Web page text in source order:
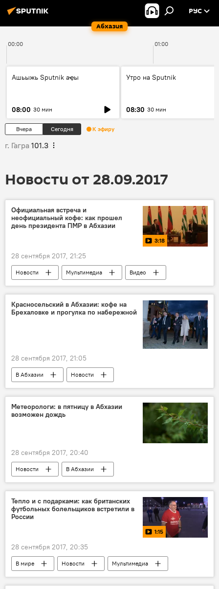
Абхазия
РУС
00:00 01:00
Ашьыжь Sputnik аҿы
08:00 30 мин
Утро на Sputnik
08:30 30 мин
Вчера Сегодня К эфиру
г. Гагра 101.3
Новости от 28.09.2017
Официальная встреча и
неофициальный кофе: как прошел
день президента ПМР в Абхазии
3:18
28 сентября 2017, 21:25
Новости Мультимедиа
Видео
В Абхазии
24-ая годовщина Дня Победы
Визит президента ПМР в Абхазию на празднование Дня Победы
Красносельский в Абхазии: кофе на
Брехаловке и прогулка по набережной
28 сентября 2017, 21:05
В Абхазии
Новости
Визит президента ПМР в Абхазию на празднование Дня Победы
Метеорологи: в пятницу в Абхазии
возможен дождь
28 сентября 2017, 20:40
Новости В Абхазии
Тепло и с подарками: как британских
футбольных болельщиков встретили в
России
1:15
28 сентября 2017, 20:35
В мире Новости
Мультимедиа
Видео